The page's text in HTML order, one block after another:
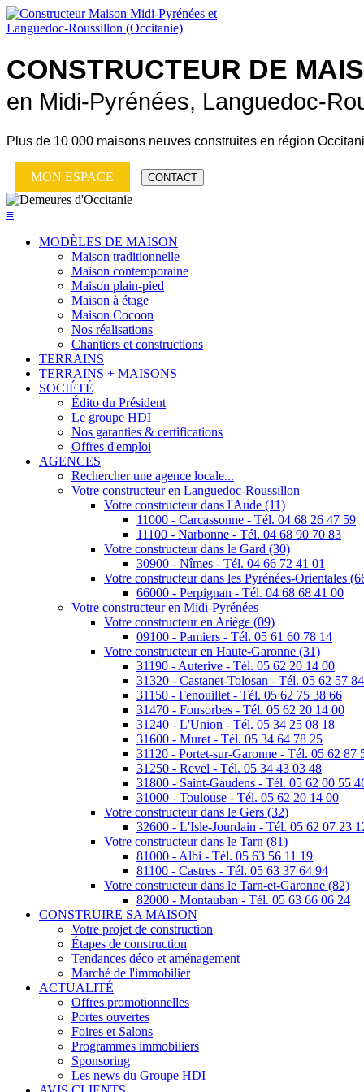
CONSTRUCTEUR DE
en Midi-Pyrénées, Languedoc-
Plus de 10 000 maisons neuves construites en région
MON ESPACE CONTACT
≡
MODÈLES DE MAISON
Maison traditionnelle
Maison contemporaine
Maison plain-pied
Maison à étage
Maison Cocoon
Nos réalisations
Chantiers et constructions
TERRAINS
TERRAINS + MAISONS
SOCIÉTÉ
Édito du Président
Le groupe HDI
Nos garanties & certifications
Offres d'emploi
AGENCES
Rechercher une agence locale...
Votre constructeur en Languedoc-Roussillon
Votre constructeur dans l'Aude (11)
11000 - Carcassonne - Tél. 04 68 26 47 59
11100 - Narbonne - Tél. 04 68 90 70 83
Votre constructeur dans le Gard (30)
30900 - Nîmes - Tél. 04 66 72 41 01
Votre constructeur dans les Pyrénées-Orientales
66000 - Perpignan - Tél. 04 68 68 41 00
Votre constructeur en Midi-Pyrénées
Votre constructeur en Ariège (09)
09100 - Pamiers - Tél. 05 61 60 78 14
Votre constructeur en Haute-Garonne (31)
31190 - Auterive - Tél. 05 62 20 14 00
31320 - Castanet-Tolosan - Tél. 05 62 57
31150 - Fenouillet - Tél. 05 62 75 38 66
31470 - Fonsorbes - Tél. 05 62 20 14 00
31240 - L'Union - Tél. 05 34 25 08 18
31600 - Muret - Tél. 05 34 64 78 25
31120 - Portet-sur-Garonne - Tél. 05 62 87
31250 - Revel - Tél. 05 34 43 03 48
31800 - Saint-Gaudens - Tél. 05 62 00 55
31000 - Toulouse - Tél. 05 62 20 14 00
Votre constructeur dans le Gers (32)
32600 - L'Isle-Jourdain - Tél. 05 62 07 23
Votre constructeur dans le Tarn (81)
81000 - Albi - Tél. 05 63 56 11 19
81100 - Castres - Tél. 05 63 37 64 94
Votre constructeur dans le Tarn-et-Garonne (82)
82000 - Montauban - Tél. 05 63 66 06 24
CONSTRUIRE SA MAISON
Votre projet de construction
Étapes de construction
Tendances déco et aménagement
Marché de l'immobilier
ACTUALITÉ
Offres promotionnelles
Portes ouvertes
Foires et Salons
Programmes immobiliers
Sponsoring
Les news du Groupe HDI